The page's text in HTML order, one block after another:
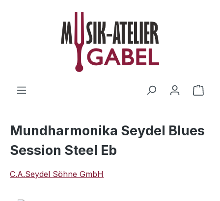
Zum Hauptinhalt springen
Mundharmonika Seydel Blues
Session Steel Eb
C.A.Seydel Söhne GmbH